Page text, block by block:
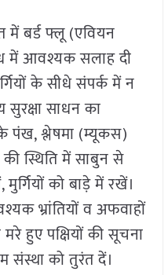
में बर्ड फ्लू (एवियन
में आवश्यक सलाह दी
के सीधे संपर्क में न
साधन का
पंख, श्लेषमा (म्यूकस)
स्थिति में साबुन से
को बाड़े में रखें।
भ्रांतियों व अफवाहों
हुए पक्षियों की सूचना
संस्था को तुरंत दें।